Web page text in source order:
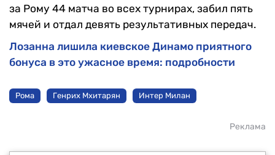
за Рому 44 матча во всех турнирах, забил пять
мячей и отдал девять результативных передач.
Лозанна лишила киевское Динамо приятного
бонуса в это ужасное время: подробности
Рома Генрих Мхитарян Интер Милан
Реклама